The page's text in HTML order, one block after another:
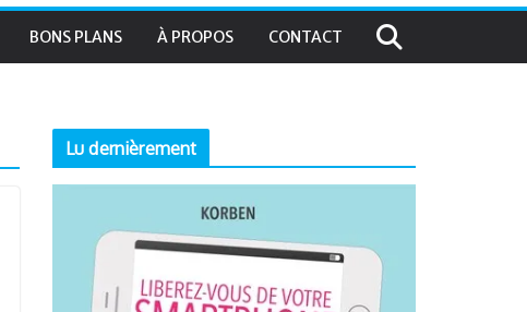
BONS PLANS À PROPOS CONTACT
Lu dernièrement